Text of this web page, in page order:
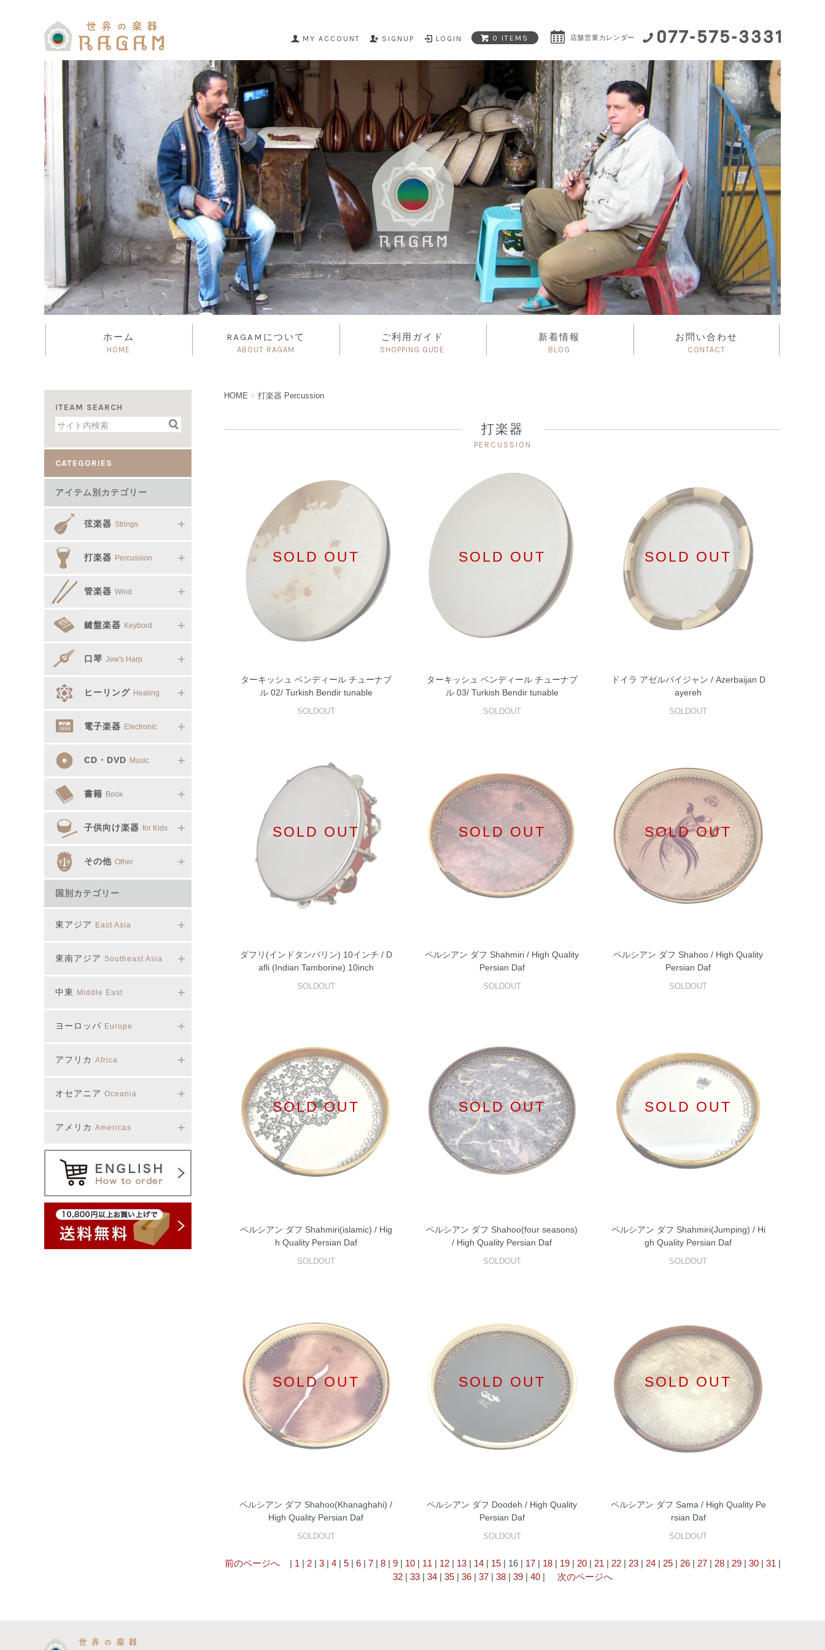
MY ACCOUNT SIGNUP LOGIN 0 ITEMS 店舗営業カレンダー
ホーム
HOME
RAGAMについて
ABOUT RAGAM
ご利用ガイド
SHOPPING GUDE
新着情報
BLOG
お問い合わせ
CONTACT
ITEAM SEARCH
CATEGORIES
アイテム別カテゴリー
弦楽器 Strings
打楽器 Percussion
管楽器Wind
鍵盤楽器 Keybord
口琴Jew's Harp
ヒーリング Healing
電子楽器 Electronic
CD・DVD Music
書籍 Book
子供向け楽器for Kids
その他Other
国別カテゴリー
東アジア East Asia
東南アジア Southeast Asia
中東 Middle East
ヨーロッパ Europe
アフリカ Africa
オセアニア Oceania
アメリカ Americas
HOME > 打楽器 Percussion
打楽器
PERCUSSION
SOLD OUT
ターキッシュ ベンディール チューナブ
ル 02/ Turkish Bendir tunable
SOLDOUT
SOLD OUT
ターキッシュ ベンディール チューナブ
ル 03/ Turkish Bendir tunable
SOLDOUT
SOLD OUT
ドイラ アゼルバイジャン / Azerbaijan D
ayereh
SOLDOUT
SOLD OUT
ダフリ(インドタンバリン) 10インチ / D
afli (Indian Tamborine) 10inch
SOLDOUT
SOLD OUT
ペルシアン ダフ Shahmiri / High Quality
Persian Daf
SOLDOUT
SOLD OUT
ペルシアン ダフ Shahoo / High Quality
Persian Daf
SOLDOUT
SOLD OUT
ペルシアン ダフ Shahmiri(islamic) / Hig
h Quality Persian Daf
SOLDOUT
SOLD OUT
ペルシアン ダフ Shahoo(four seasons)
/ High Quality Persian Daf
SOLDOUT
SOLD OUT
ペルシアン ダフ Shahmiri(Jumping) / Hi
gh Quality Persian Daf
SOLDOUT
SOLD OUT
ペルシアン ダフ Shahoo(Khanaghahi) /
High Quality Persian Daf
SOLDOUT
SOLD OUT
ペルシアン ダフ Doodeh / High Quality
Persian Daf
SOLDOUT
SOLD OUT
ペルシアン ダフ Sama / High Quality Pe
rsian Daf
SOLDOUT
前のページへ| 1 | 2| 3| 4| 5| 6| 7| 8| 9| 10| 11 | 12| 13| 14| 15| 16 | 17| 18| 19| 20| 21 | 22| 23| 24| 25| 26| 27| 28| 29| 30| 31 |
32| 33| 34| 35| 36| 37| 38| 39| 40| 次のページへ